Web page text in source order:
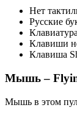
Нет
Русские
Клавиши
Клавиша
Мышь –
Мышь в этом